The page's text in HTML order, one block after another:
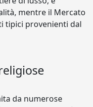
mentre il Mercato
tipici provenienti dal
da numerose